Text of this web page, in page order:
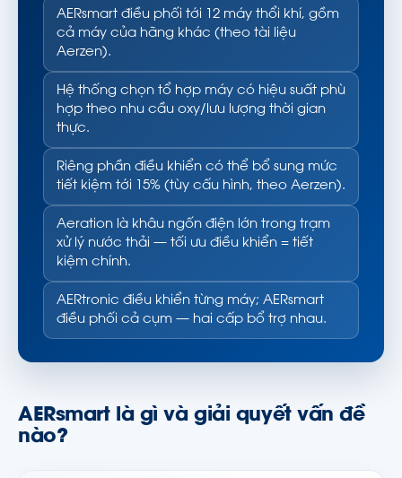
AERsmart điều phối tới 12 máy thổi khí, gồm
cả máy của hãng khác (theo tài liệu
Aerzen).
Hệ thống chọn tổ hợp máy có hiệu suất phù
hợp theo nhu cầu oxy/lưu lượng thời gian
thực.
Riêng phần điều khiển có thể bổ sung mức
tiết kiệm tới 15% (tùy cấu hình, theo Aerzen).
Aeration là khâu ngốn điện lớn trong trạm
xử lý nước thải — tối ưu điều khiển = tiết
kiệm chính.
AERtronic điều khiển từng máy; AERsmart
điều phối cả cụm — hai cấp bổ trợ nhau.
AERsmart là gì và giải quyết vấn đề
nào?